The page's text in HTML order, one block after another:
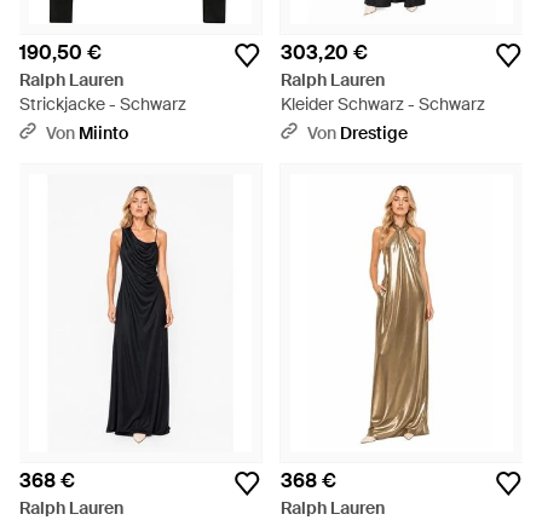
190,50 €
Ralph Lauren
Strickjacke - Schwarz
Von Miinto
303,20 €
Ralph Lauren
Kleider Schwarz - Schwarz
Von Drestige
368 €
Ralph Lauren
368 €
Ralph Lauren